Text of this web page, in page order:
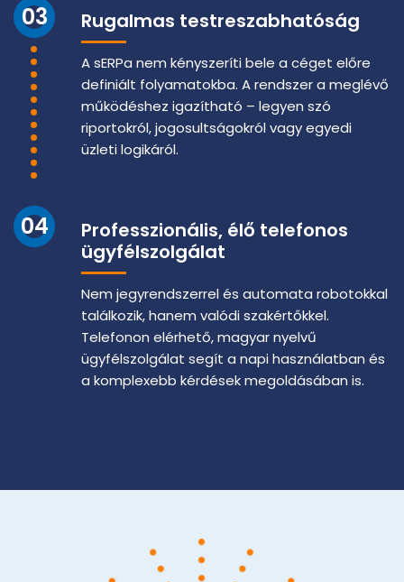
03 Rugalmas testreszabhatóság
A sERPa nem kényszeríti bele a céget előre
definiált folyamatokba. A rendszer a meglévő
működéshez igazítható – legyen szó
riportokról, jogosultságokról vagy egyedi
üzleti logikáról.
04
Professzionális, élő telefonos
ügyfélszolgálat
Nem jegyrendszerrel és automata robotokkal
találkozik, hanem valódi szakértőkkel.
Telefonon elérhető, magyar nyelvű
ügyfélszolgálat segít a napi használatban és
a komplexebb kérdések megoldásában is.